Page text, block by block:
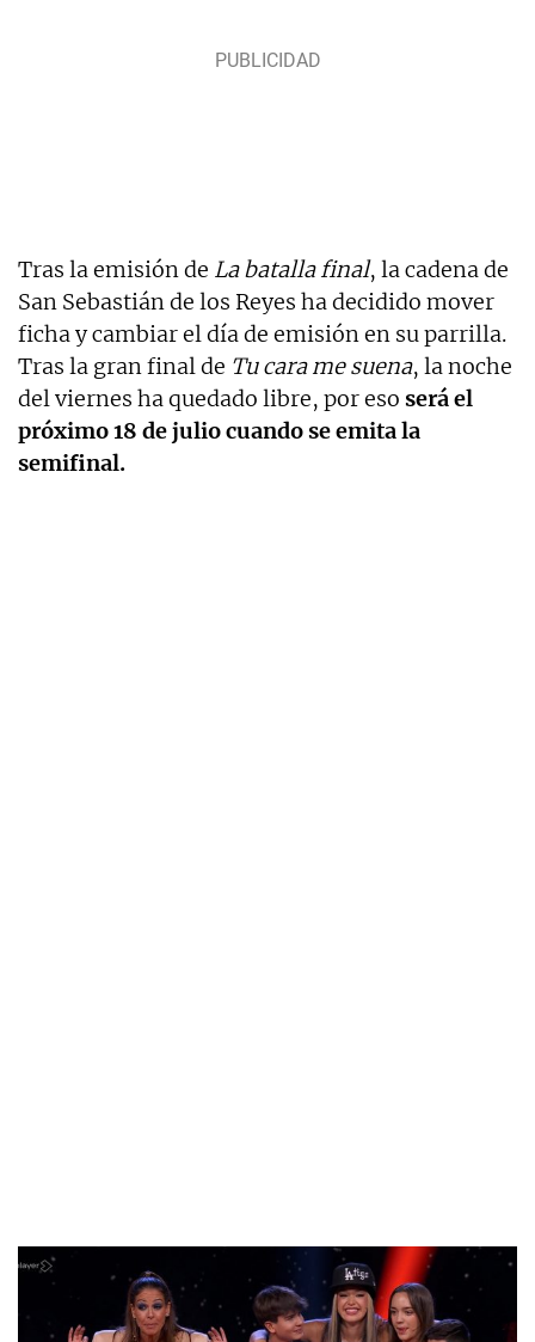
Tras la emisión de La batalla final, la cadena de
San Sebastián de los Reyes ha decidido mover
ficha y cambiar el día de emisión en su parrilla.
Tras la gran final de Tu cara me suena, la noche
del viernes ha quedado libre, por eso será el
próximo 18 de julio cuando se emita la
semifinal.